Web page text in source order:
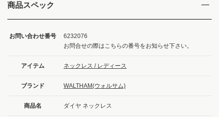
商品スペック
お問い合わせ番号
6232076
お問合せの際はこちらの番号をお知らせ下さい。
アイテム ネックレス / レディース
ブランド WALTHAM(ウォルサム)
商品名 ダイヤ ネックレス